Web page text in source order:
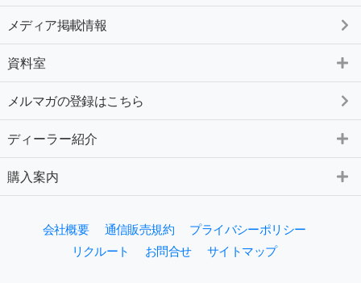
メディア掲載情報
資料室
メルマガの登録はこちら
ディーラー紹介
購入案内
会社概要 通信販売規約
プライバシーポリシー
リクルート
お問合せ サイトマップ